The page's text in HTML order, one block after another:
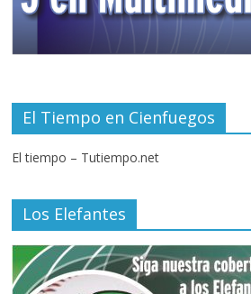
El Tiempo en Cienfuegos
El tiempo – Tutiempo.net
Los Elefantes